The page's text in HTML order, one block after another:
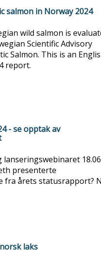
salmon in Norway 2024
wild salmon is
Scientific Advisory
Salmon. This is an
report.
- se opptak av
lanseringswebinaret
presenterte
fra årets statusrapport?
laks